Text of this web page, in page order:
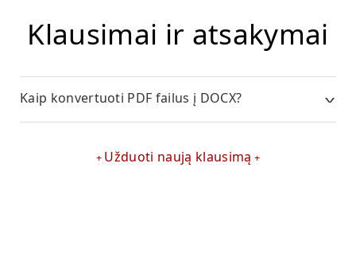
Klausimai ir atsakymai
Kaip konvertuoti PDF failus į DOCX?
Užduoti naują klausimą